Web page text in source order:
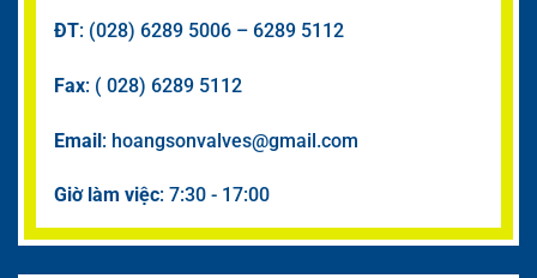
ĐT: (028) 6289 5006 – 6289 5112
Fax: ( 028) 6289 5112
Email: hoangsonvalves@gmail.com
Giờ làm việc: 7:30 - 17:00